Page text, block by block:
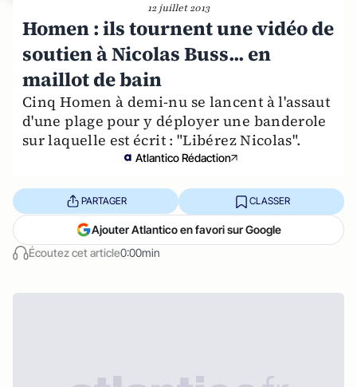
12 juillet 2013
Homen : ils tournent une vidéo de
soutien à Nicolas Buss... en
maillot de bain
Cinq Homen à demi-nu se lancent à l'assaut
d'une plage pour y déployer une banderole
sur laquelle est écrit : "Libérez Nicolas".
Atlantico Rédaction
Écoutez cet article0:00min
PARTAGER CLASSER
Ajouter Atlantico en favori sur Google